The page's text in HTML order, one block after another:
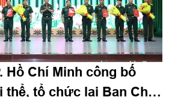
Hồ Chí Minh công bố
thể, tổ chức lại Ban Chỉ